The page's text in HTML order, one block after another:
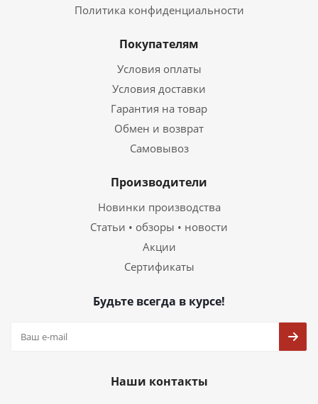
Политика конфиденциальности
Покупателям
Условия оплаты
Условия доставки
Гарантия на товар
Обмен и возврат
Самовывоз
Производители
Новинки производства
Статьи • обзоры • новости
Акции
Сертификаты
Будьте всегда в курсе!
Наши контакты